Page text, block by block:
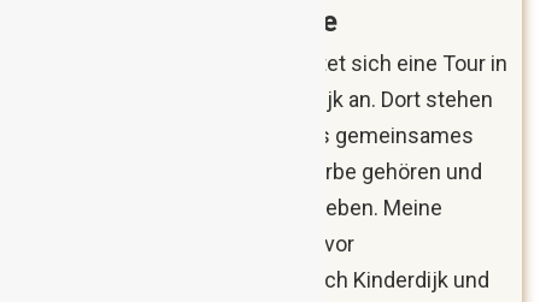
Kinderdijk, Niederlande
Von Rotterdam ausgehend bietet sich eine Tour in
den verschlafenen Ort Kinderdijk an. Dort stehen
nämlich 19 Windmühlen, die als gemeinsames
Ensemble zum UNESCO-Welterbe gehören und
ein grandioses Gesamtbild abgeben. Meine
Freundin und ich machten uns vor
Sonnenaufgang per Bus auf nach Kinderdijk und